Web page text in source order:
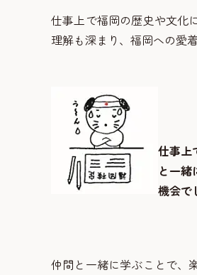
仕事上で福岡の歴史や文化
理解も深まり、福岡への愛
仕事上
と一
機会で
仲間と一緒に学ぶことで、